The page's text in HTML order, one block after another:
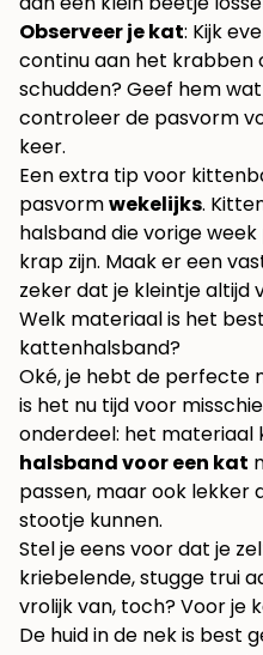
Observeer je kat: Kijk
continu aan het krabben
schudden? Geef hem
controleer de pasvorm
keer.
Een extra tip voor
pasvormwekelijks.
halsband die vorige
krap zijn. Maak er een
zeker dat je kleintje altijd
Welk materiaal is het
kattenhalsband?
Oké, je hebt de perfecte
is het nu tijd voor
onderdeel: het materiaal
halsband voor een kat
passen, maar ook lekker
stootje kunnen.
Stel je eens voor dat je
kriebelende, stugge trui
vrolijk van, toch? Voor je
De huid in de nek is best